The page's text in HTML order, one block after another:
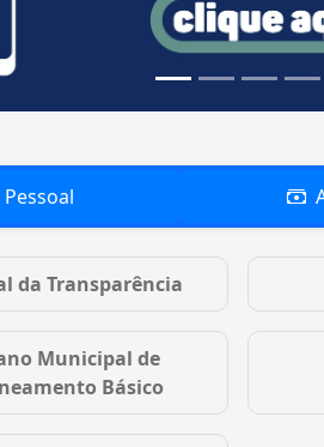
Pessoal
da Transparência
Municipal de
Básico